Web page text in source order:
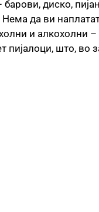
диско,
да ви
и алкохолни
пијалоци, што,